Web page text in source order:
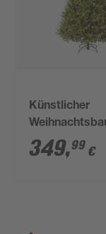
Künstlicher
'Richmond'
700 LEDs in
349,99 €